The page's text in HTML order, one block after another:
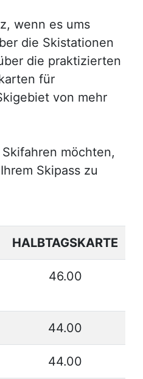
wenn es ums
die Skistationen
die praktizierten
für
von mehr
möchten,
Skipass zu
HALBTAGSKARTE
46.00
44.00
44.00